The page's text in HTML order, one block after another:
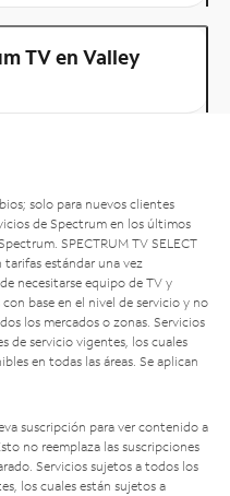
TV en Valley
solo para nuevos clientes
de Spectrum en los últimos
SPECTRUM TV SELECT
tarifas estándar una vez
necesitarse equipo de TV y
base en el nivel de servicio y no
los mercados o zonas. Servicios
de servicio vigentes, los cuales
en todas las áreas. Se aplican
suscripción para ver contenido a
no reemplaza las suscripciones
Servicios sujetos a todos los
los cuales están sujetos a